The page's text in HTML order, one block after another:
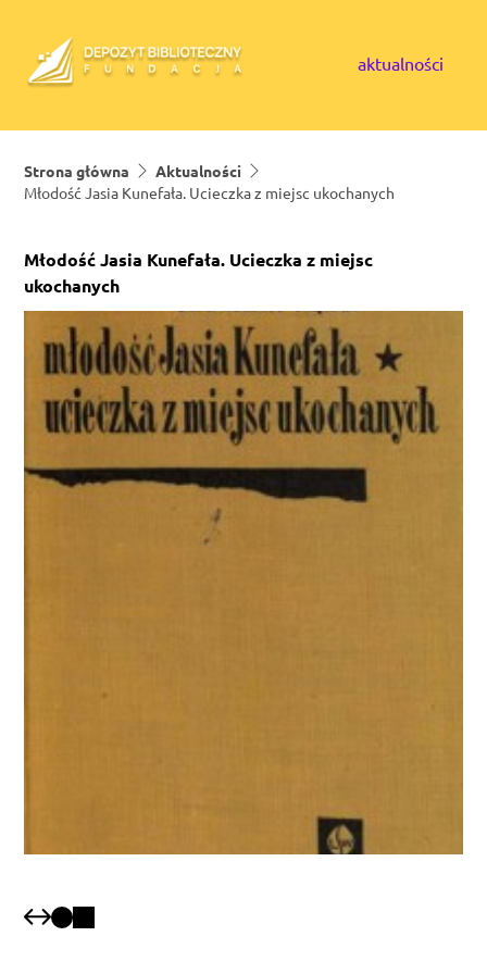
aktualności
Strona główna
Aktualności
Młodość Jasia Kunefała. Ucieczka z miejsc ukochanych
Młodość Jasia Kunefała. Ucieczka z miejsc
ukochanych